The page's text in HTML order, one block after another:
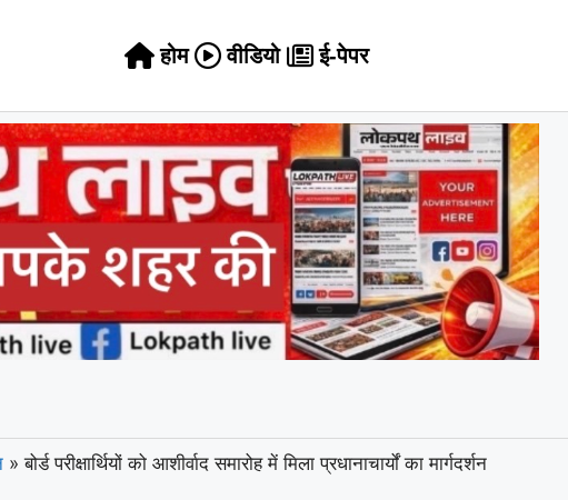
होम वीडियो ई-पेपर
» बोर्ड परीक्षार्थियों को आशीर्वाद समारोह में मिला प्रधानाचार्यों का मार्गदर्शन